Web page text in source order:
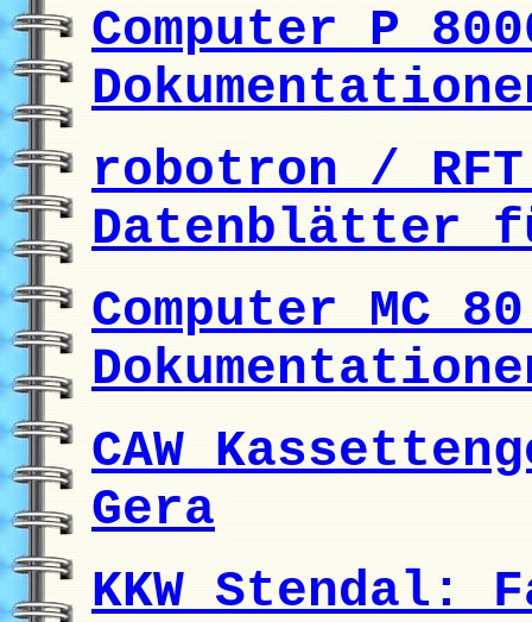
Computer P
robotron /
Datenblätter
Computer MC
CAW
Gera
KKW Stendal: